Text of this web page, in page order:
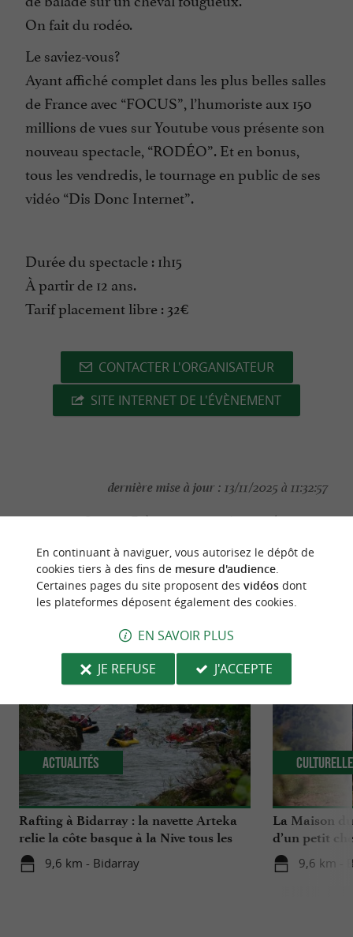
On fait du rodéo.
Le saviez-vous?
Ayant affiché complet dans les plus belles salles
de France avec “FOCUS”, l’humoriste aux 150
millions de vues sur Youtube vous présente son
nouveau spectacle, “RODÉO”. Et en bonus,
tous les vendredis, le tournage en public de ses
vidéo “Dis Donc Internet”.
Durée du spectacle : 1h15
À partir de 12 ans.
Tarif placement libre : 32€
CONTACTER L'ORGANISATEUR
SITE INTERNET DE L'ÉVÈNEMENT
dernière mise à jour : 13/11/2025 à 11:32:57
Source :Evènement proposé par un internaute
NOUS AVONS TESTÉPOUR VOUS
Rafting à Bidarray : la navette Arteka
relie la côte basque à la Nive tous les
mardis cet été
9,6 km - Bidarray
Actualités
La Maison
d’un petit
Basque
9,6 km -
Culturelle
En continuant à naviguer, vous autorisez le dépôt de
cookies tiers à des fins de mesure d'audience.
Certaines pages du site proposent des vidéosdont
les plateformes déposent également des cookies.
EN SAVOIR PLUS
JE REFUSE
J'ACCEPTE